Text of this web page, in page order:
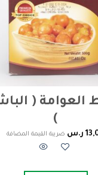
العوامة (
)
ر.س ضريبة القيمة المضافة